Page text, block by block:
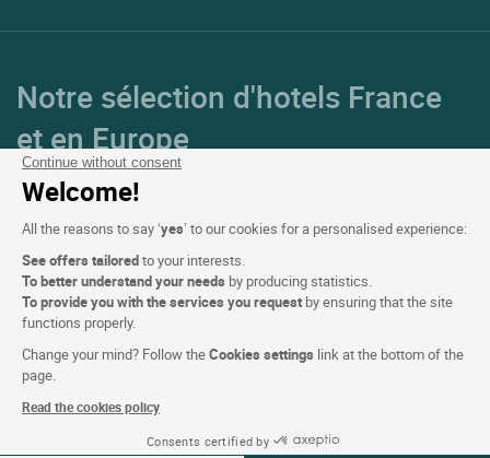
Continue without consent
Welcome!
All the reasons to say ‘yes’ to our cookies for a personalised experience:
See offers tailoredto your interests.
To better understand your needs by producing statistics.
To provide you with the services you request by ensuring that the site
functions properly.
Change your mind? Follow theCookies settings link at the bottom of the
page.
Read the cookies policy
Consents certified by
Notre sélection d'hotels France
et en Europe
Top Pays
Top Régions
Top Villes
Top Hotels